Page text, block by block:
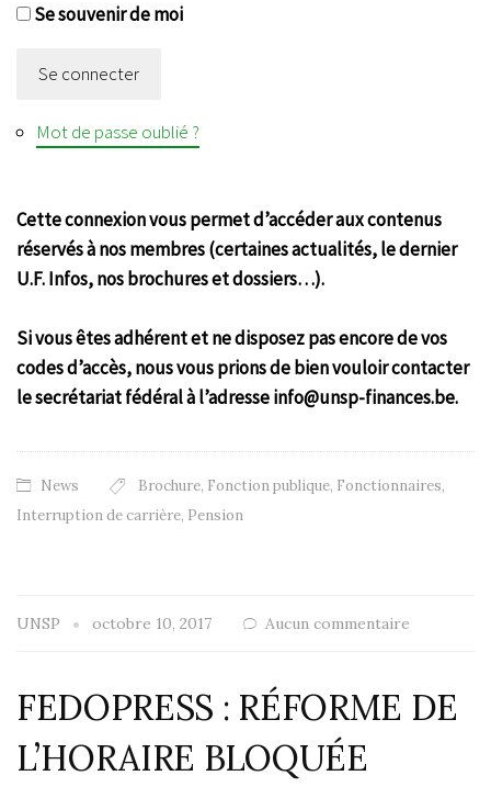
Se souvenir de moi
Se connecter
Mot de passe oublié ?
Cette connexion vous permet d’accéder aux contenus
réservés à nos membres (certaines actualités, le dernier
U.F. Infos, nos brochures et dossiers…).
Si vous êtes adhérent et ne disposez pas encore de vos
codes d’accès, nous vous prions de bien vouloir contacter
le secrétariat fédéral à l’adresse info@unsp-finances.be.
News Brochure, Fonction publique, Fonctionnaires,
Interruption de carrière, Pension
UNSP octobre 10, 2017 Aucun commentaire
FEDOPRESS : RÉFORME DE
L’HORAIRE BLOQUÉE